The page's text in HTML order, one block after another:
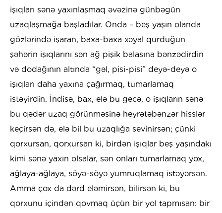
işıqları sənə yaxınlaşmaq əvəzinə günbəgün
uzaqlaşmağa başladılar. Onda – beş yaşın olanda
gözlərində işaran, baxa-baxa xəyal qurduğun
şəhərin işıqlarını sən ağ pişik balasına bənzədirdin
və dodağının altında “gəl, pisi-pisi” deyə-deyə o
işıqları daha yaxına çağırmaq, tumarlamaq
istəyirdin. İndisə, bax, elə bu gecə, o işıqların sənə
bu qədər uzaq görünməsinə heyrətəbənzər hisslər
keçirsən də, elə bil bu uzaqlığa sevinirsən; çünki
qorxursan, qorxursan ki, birdən işıqlar beş yaşındakı
kimi sənə yaxın olsalar, sən onları tumarlamaq yox,
ağlaya-ağlaya, söyə-söyə yumruqlamaq istəyərsən.
Amma çox da dərd eləmirsən, bilirsən ki, bu
qorxunu içindən qovmaq üçün bir yol tapmısan: bir